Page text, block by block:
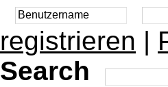
registrieren |
Search